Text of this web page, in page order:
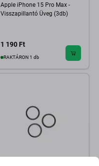
Apple iPhone 15 Pro Max -
Visszapillantó Üveg (3db)
1 190 Ft
RAKTÁRON 1 db